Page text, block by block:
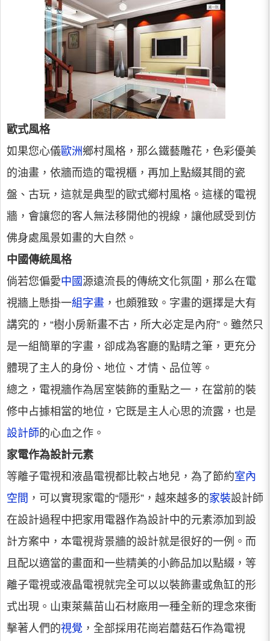
歐式風格
如果您心儀歐洲鄉村風格，那么鐵藝雕花，色彩優美
的油畫，依牆而造的電視櫃，再加上點綴其間的瓷
盤、古玩，這就是典型的歐式鄉村風格。這樣的電視
牆，會讓您的客人無法移開他的視線，讓他感受到仿
佛身處風景如畫的大自然。
中國傳統風格
倘若您偏愛中國 源遠流長的傳統文化氛圍，那么在電
視牆上懸掛一組字畫 ，也頗雅致。字畫的選擇是大有
講究的，“樹小房新畫不古，所大必定是內府”。雖然只
是一組簡單的字畫，卻成為客廳的點睛之筆，更充分
體現了主人的身份、地位、才情、品位等。
總之，電視牆作為居室裝飾的重點之一，在當前的裝
修中占據相當的地位，它既是主人心思的流露，也是
設計師的心血之作。
家電作為設計元素
等離子電視和液晶電視都比較占地兒，為了節約室內
空間 ，可以實現家電的“隱形”，越來越多的家裝設計師
在設計過程中把家用電器作為設計中的元素添加到設
計方案中，本電視背景牆的設計就是很好的一例。而
且配以適當的畫面和一些精美的小飾品加以點綴，等
離子電視或液晶電視就完全可以以裝飾畫或魚缸的形
式出現。山東萊蕪苗山石材廠用一種全新的理念來衝
擊著人們的視覺 ，全部採用花崗岩蘑菇石作為電視